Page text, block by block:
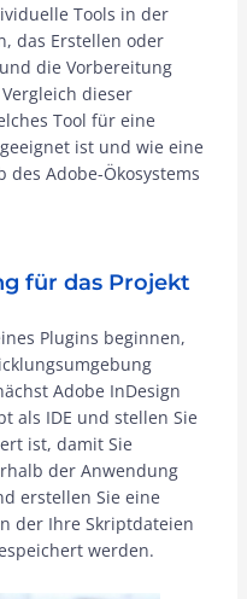
Tools in der
das Erstellen oder
die Vorbereitung
dieser
Tool für eine
ist und wie eine
Adobe-Ökosystems
für das Projekt
Plugins beginnen,
Adobe InDesign
als IDE und stellen Sie
ist, damit Sie
der Anwendung
erstellen Sie eine
der Ihre Skriptdateien
werden.